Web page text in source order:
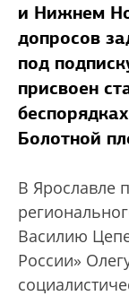
и Нижнем
допросов
под
присвоен
Болотной
В Ярославле
Василию
России»